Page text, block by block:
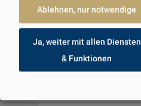
Ihre Nachricht
Ablehnen, nur notwendige
Ja, weiter mit allen Diensten
& Funktionen